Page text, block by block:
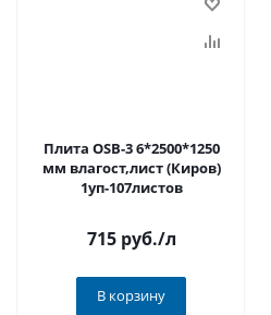
Плита ОSB-3 6*2500*1250
мм влагост,лист (Киров)
1уп-107листов
715 руб./л
В корзину